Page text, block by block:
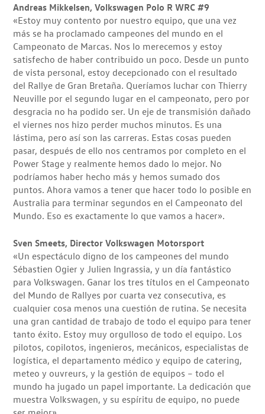
Andreas Mikkelsen, Volkswagen Polo R WRC #9
«Estoy muy contento por nuestro equipo, que una vez
más se ha proclamado campeones del mundo en el
Campeonato de Marcas. Nos lo merecemos y estoy
satisfecho de haber contribuido un poco. Desde un punto
de vista personal, estoy decepcionado con el resultado
del Rallye de Gran Bretaña. Queríamos luchar con Thierry
Neuville por el segundo lugar en el campeonato, pero por
desgracia no ha podido ser. Un eje de transmisión dañado
el viernes nos hizo perder muchos minutos. Es una
lástima, pero así son las carreras. Estas cosas pueden
pasar, después de ello nos centramos por completo en el
Power Stage y realmente hemos dado lo mejor. No
podríamos haber hecho más y hemos sumado dos
puntos. Ahora vamos a tener que hacer todo lo posible en
Australia para terminar segundos en el Campeonato del
Mundo. Eso es exactamente lo que vamos a hacer».
Sven Smeets, Director Volkswagen Motorsport
«Un espectáculo digno de los campeones del mundo
Sébastien Ogier y Julien Ingrassia, y un día fantástico
para Volkswagen. Ganar los tres títulos en el Campeonato
del Mundo de Rallyes por cuarta vez consecutiva, es
cualquier cosa menos una cuestión de rutina. Se necesita
una gran cantidad de trabajo de todo el equipo para tener
tanto éxito. Estoy muy orgulloso de todo el equipo. Los
pilotos, copilotos, ingenieros, mecánicos, especialistas de
logística, el departamento médico y equipo de catering,
meteo y ouvreurs, y la gestión de equipos – todo el
mundo ha jugado un papel importante. La dedicación que
muestra Volkswagen, y su espíritu de equipo, no puede